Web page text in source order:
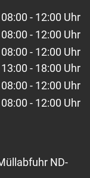
08:00 - 12:00 Uhr
08:00 - 12:00 Uhr
08:00 - 12:00 Uhr
13:00 - 18:00 Uhr
08:00 - 12:00 Uhr
08:00 - 12:00 Uhr
ND-